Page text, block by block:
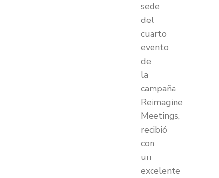
sede
del
cuarto
evento
de
la
campaña
Reimagine
Meetings,
recibió
con
un
excelente